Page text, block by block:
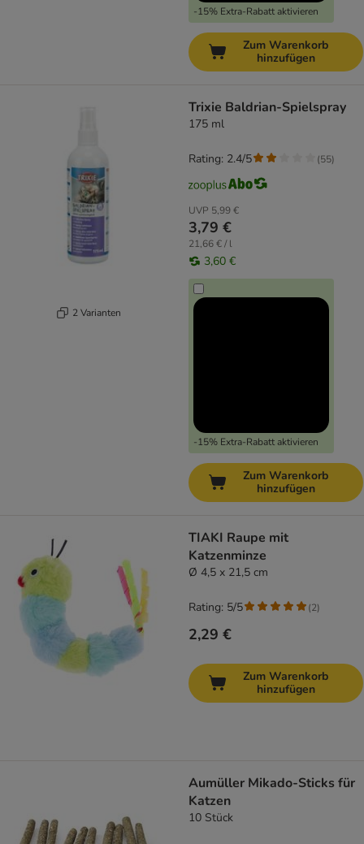
-15% Extra-Rabatt aktivieren
Zum Warenkorb
hinzufügen
2 Varianten
Trixie Baldrian-Spielspray
175 ml
UVP 5,99 €
3,79 €
21,66 € / l
3,60 €
-15% Extra-Rabatt aktivieren
Rating: 2.4/5 (55)
Zum Warenkorb
hinzufügen
TIAKI Raupe mit
Katzenminze
Ø 4,5 x 21,5 cm
2,29 €
Rating: 5/5 (2)
Zum Warenkorb
hinzufügen
Aumüller Mikado-Sticks für
Katzen
10 Stück